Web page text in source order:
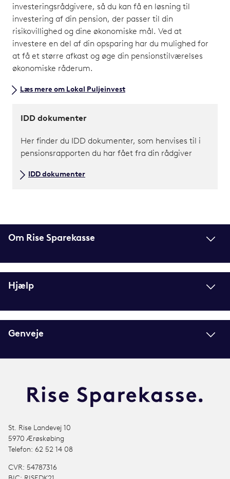
investeringsrådgivere, så du kan få en løsning til
investering af din pension, der passer til din
risikovillighed og dine økonomiske mål. Ved at
investere en del af din opsparing har du mulighed for
at få et større afkast og øge din pensionstilværelses
økonomiske råderum.
Læs mere om Lokal Puljeinvest
IDD dokumenter
Her finder du IDD dokumenter, som henvises til i
pensionsrapporten du har fået fra din rådgiver
IDD dokumenter
Om Rise Sparekasse
Hjælp
Genveje
St. Rise Landevej 10
5970 Ærøskøbing
Telefon: 62 52 14 08
CVR: 54787316